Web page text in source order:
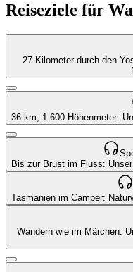
Reiseziele für
27 Kilometer durch den
36 km, 1.600 Höhenmeter:
Bis zur Brust im Fluss:
Tasmanien im Camper:
Wandern wie im Märchen: